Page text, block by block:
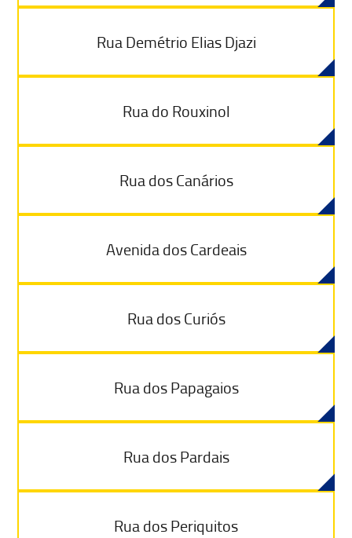
Rua Demétrio Elias Djazi
Rua do Rouxinol
Rua dos Canários
Avenida dos Cardeais
Rua dos Curiós
Rua dos Papagaios
Rua dos Pardais
Rua dos Periquitos